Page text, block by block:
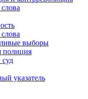
выборы
полиция
указатель